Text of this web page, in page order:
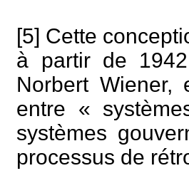
[5] Cette
à partir de
Norbert Wiener,
entre «
systèmes
processus de